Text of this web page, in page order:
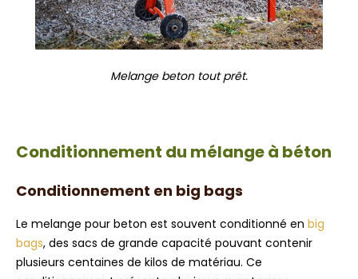
Melange beton tout prêt.
Conditionnement du mélange à béton
Conditionnement en big bags
Le melange pour beton est souvent conditionné en big
bags, des sacs de grande capacité pouvant contenir
plusieurs centaines de kilos de matériau. Ce